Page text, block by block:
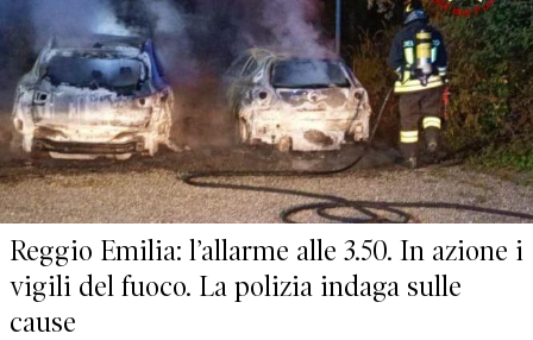
Reggio Emilia: l’allarme alle 3.50. In azione i
vigili del fuoco. La polizia indaga sulle
cause